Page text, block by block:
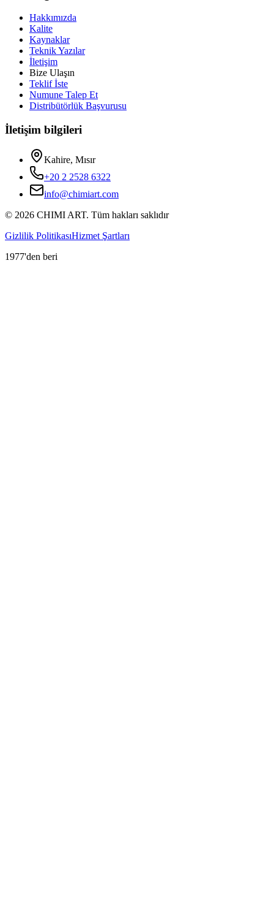
Hakkımızda
Kalite
Kaynaklar
Teknik Yazılar
İletişim
Bize Ulaşın
Teklif İste
Numune Talep Et
Distribütörlük Başvurusu
İletişim bilgileri
Kahire, Mısır
+20 2 2528 6322
info@chimiart.com
© 2026 CHIMI ART. Tüm hakları saklıdır
Gizlilik PolitikasıHizmet Şartları
1977'den beri